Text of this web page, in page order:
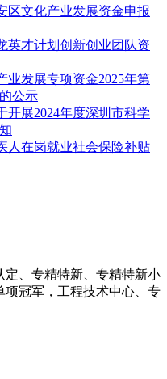
区文化产业发展资金申报
英才计划创新创业团队资
业发展专项资金2025年第
公示
开展2024年度深圳市科学
人在岗就业社会保险补贴